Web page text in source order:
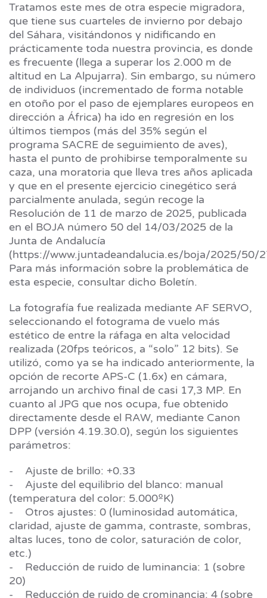
Tratamos este mes de otra especie migradora,
que tiene sus cuarteles de invierno por debajo
del Sáhara, visitándonos y nidificando en
prácticamente toda nuestra provincia, es donde
es frecuente (llega a superar los 2.000 m de
altitud en La Alpujarra). Sin embargo, su número
de individuos (incrementado de forma notable
en otoño por el paso de ejemplares europeos en
dirección a África) ha ido en regresión en los
últimos tiempos (más del 35% según el
programa SACRE de seguimiento de aves),
hasta el punto de prohibirse temporalmente su
caza, una moratoria que lleva tres años aplicada
y que en el presente ejercicio cinegético será
parcialmente anulada, según recoge la
Resolución de 11 de marzo de 2025, publicada
en el BOJA número 50 del 14/03/2025 de la
Junta de Andalucía
(https://www.juntadeandalucia.es/boja/2025/50/
Para más información sobre la problemática de
esta especie, consultar dicho Boletín.
La fotografía fue realizada mediante AF SERVO,
seleccionando el fotograma de vuelo más
estético de entre la ráfaga en alta velocidad
realizada (20fps teóricos, a “solo” 12 bits). Se
utilizó, como ya se ha indicado anteriormente, la
opción de recorte APS-C (1.6x) en cámara,
arrojando un archivo final de casi 17,3 MP. En
cuanto al JPG que nos ocupa, fue obtenido
directamente desde el RAW, mediante Canon
DPP (versión 4.19.30.0), según los siguientes
parámetros:
- Ajuste de brillo: +0.33
- Ajuste del equilibrio del blanco: manual
(temperatura del color: 5.000ºK)
- Otros ajustes: 0 (luminosidad automática,
claridad, ajuste de gamma, contraste, sombras,
altas luces, tono de color, saturación de color,
etc.)
- Reducción de ruido de luminancia: 1 (sobre
20)
- Reducción de ruido de crominancia: 4 (sobre